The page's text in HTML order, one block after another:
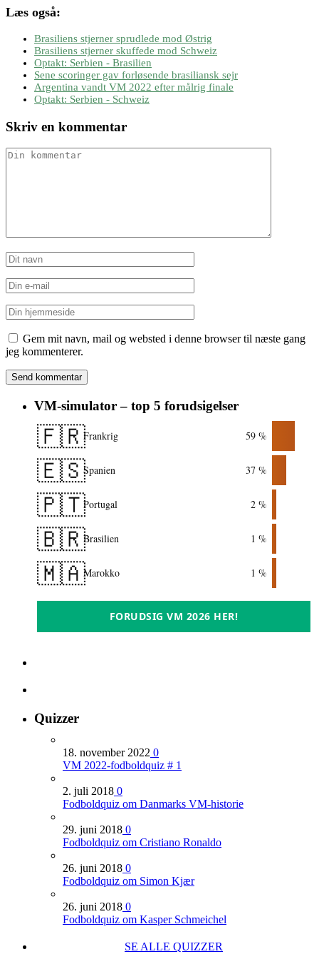
Læs også:
Brasiliens stjerner sprudlede mod Østrig
Brasiliens stjerner skuffede mod Schweiz
Optakt: Serbien - Brasilien
Sene scoringer gav forløsende brasiliansk sejr
Argentina vandt VM 2022 efter målrig finale
Optakt: Serbien - Schweiz
Skriv en kommentar
Gem mit navn, mail og websted i denne browser til næste gang
jeg kommenterer.
VM-simulator – top 5 forudsigelser
🇫🇷Frankrig 59 %
🇪🇸Spanien 37 %
🇵🇹Portugal 2 %
🇧🇷Brasilien 1 %
🇲🇦Marokko 1 %
FORUDSIG VM 2026 HER!
Quizzer
18. november 2022 0
VM 2022-fodboldquiz # 1
2. juli 2018 0
Fodboldquiz om Danmarks VM-historie
29. juni 2018 0
Fodboldquiz om Cristiano Ronaldo
26. juni 2018 0
Fodboldquiz om Simon Kjær
26. juni 2018 0
Fodboldquiz om Kasper Schmeichel
SE ALLE QUIZZER